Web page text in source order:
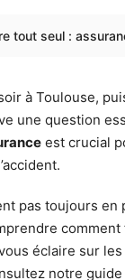
tout seul :
à Toulouse,
une question
est crucial
pas toujours en
éclaire sur
notre